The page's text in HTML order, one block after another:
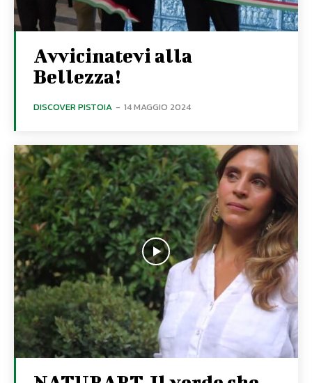
Avvicinatevi alla
Bellezza!
DISCOVER PISTOIA - 14 MAGGIO 2024